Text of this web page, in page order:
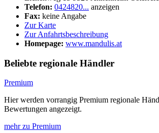
Telefon: 0424820... anzeigen
Fax: keine Angabe
Zur Karte
Zur Anfahrtsbeschreibung
Homepage: www.mandulis.at
Beliebte regionale Händler
Premium
Hier werden vorrangig Premium regionale
Bewertungen angezeigt.
mehr zu Premium